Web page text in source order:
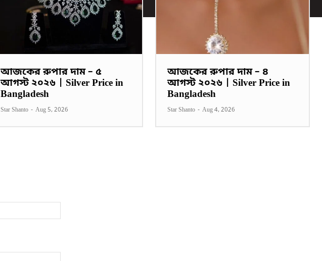
আজকের রুপার দাম – ৫
আগস্ট ২০২৬ | Silver Price in
Bangladesh
Star Shanto - Aug 5, 2026
আজকের রুপার দাম – ৪
আগস্ট ২০২৬ | Silver Price in
Bangladesh
Star Shanto - Aug 4, 2026